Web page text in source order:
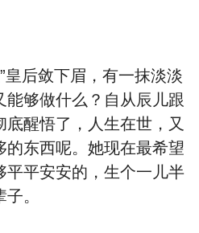
后敛下眉，有一抹淡淡
自从辰儿跟
醒悟了，人生在世，又
呢。她‮在现‬最希望
平平安安的，生个一儿半
。